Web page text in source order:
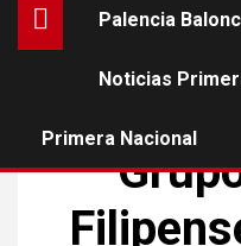
Palencia
Noticias
Primera Nacional